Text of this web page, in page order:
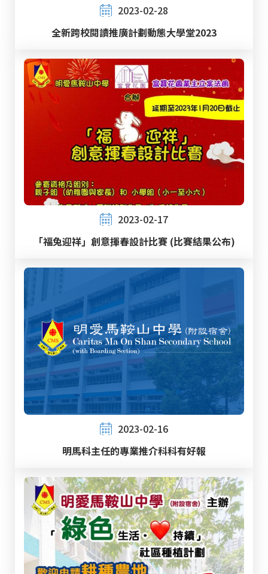
2023-02-28
全新跨校閱讀推廣計劃動態大學堂2023
2023-02-17
「福兔迎祥」創意揮春設計比賽 (比賽結果公布)
2023-02-16
明馬科主任的專業推介科科有好報